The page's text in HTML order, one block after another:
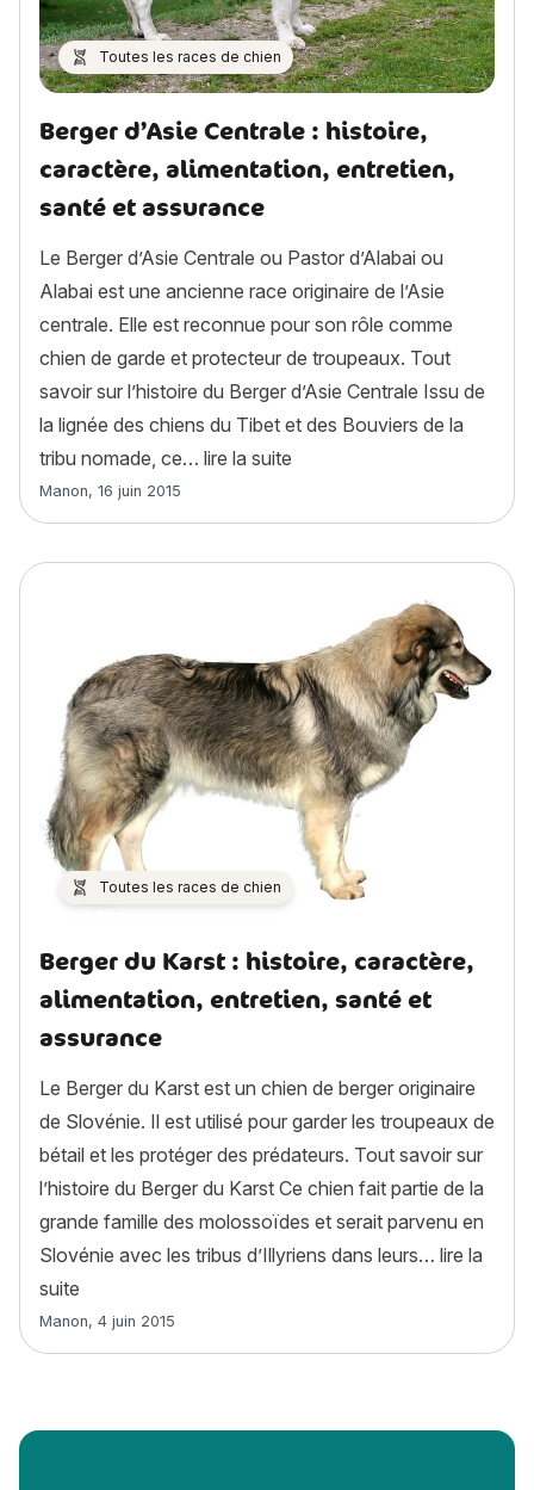
Toutes les races de chien
Berger d’Asie Centrale : histoire,
caractère, alimentation, entretien,
santé et assurance
Le Berger d’Asie Centrale ou Pastor d’Alabai ou
Alabai est une ancienne race originaire de l’Asie
centrale. Elle est reconnue pour son rôle comme
chien de garde et protecteur de troupeaux. Tout
savoir sur l’histoire du Berger d’Asie Centrale Issu de
la lignée des chiens du Tibet et des Bouviers de la
tribu nomade, ce… lire la suite
Article rédigé par
Manon, 16 juin 2015
Toutes les races de chien
Berger du Karst : histoire, caractère,
alimentation, entretien, santé et
assurance
Le Berger du Karst est un chien de berger originaire
de Slovénie. Il est utilisé pour garder les troupeaux de
bétail et les protéger des prédateurs. Tout savoir sur
l’histoire du Berger du Karst Ce chien fait partie de la
grande famille des molossoïdes et serait parvenu en
Slovénie avec les tribus d’Illyriens dans leurs… lire la
suite
Article rédigé par
Manon, 4 juin 2015